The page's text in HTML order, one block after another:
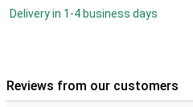
Delivery in 1-4 business days
Reviews from our customers